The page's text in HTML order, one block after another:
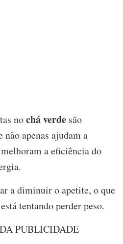
nochá verde são
apenas ajudam a
a eficiência do
a diminuir o apetite, o que
tentando perder peso.
PUBLICIDADE